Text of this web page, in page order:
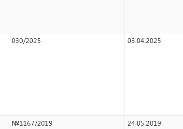
030/2025 03.04.2025
№1167/2019 24.05.2019